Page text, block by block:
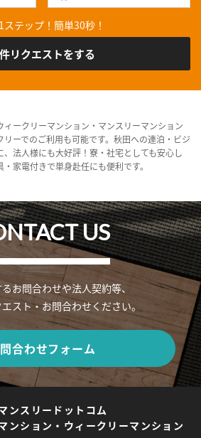
ステップ！簡単30秒！
リクエストをする
ークリーマンション・マンスリーマンション
ーでのご利用も可能です。秋田への連泊・ビジ
法人様にも大好評！寮・社宅としても安心し
家電付きで単身赴任にも便利です。
US
お問合わせや法人契約等、
スト・お問合わせください。
合わせフォーム
ンスリードットコム
ンション・ウィークリーマンション